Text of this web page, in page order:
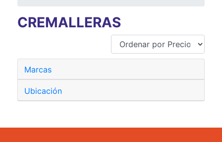
CREMALLERAS
Marcas
Ubicación